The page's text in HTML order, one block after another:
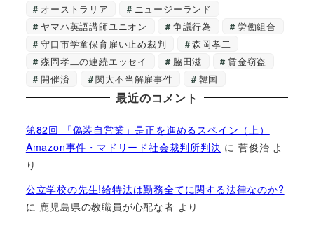
オーストラリア
ニュージーランド
ヤマハ英語講師ユニオン
争議行為
労働組合
守口市学童保育雇い止め裁判
森岡孝二
森岡孝二の連続エッセイ
脇田滋
賃金窃盗
開催済
関大不当解雇事件 韓国
最近のコメント
第82回 「偽装自営業」是正を進めるスペイン（上）
Amazon事件・マドリード社会裁判所判決 に菅俊治 よ
り
公立学校の先生!給特法は勤務全てに関する法律なのか?
に 鹿児島県の教職員が心配な者 より